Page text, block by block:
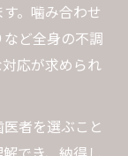
。噛み合わせ
ど全身の不調
応が求められ
者を選ぶこと